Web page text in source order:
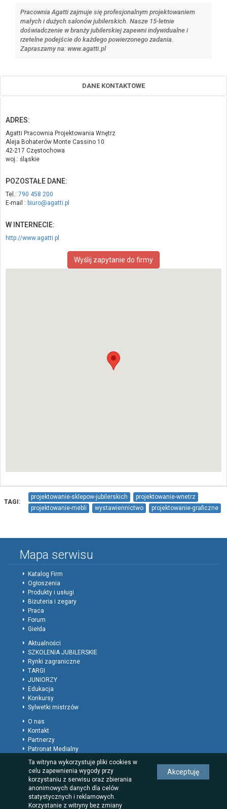
Pracownia Agatti zajmuje się profesjonalnym projektowaniem
małych i dużych salonów jubilerskich. Nasze 15-letnie
doświadczenie w branży jubilerskiej zapewni indywidualne i
rzetelne podejście do każdego powierzonego zadania.
Zapraszamy na: www.agatti.pl
DANE KONTAKTOWE
ADRES:
Agatti Pracownia Projektowania Wnętrz
Aleja Bohaterów Monte Cassino 10
42-217 Częstochowa
woj.: śląskie
POZOSTAŁE DANE:
Tel.: 790 458 200
E-mail : biuro@agatti.pl
W INTERNECIE:
http://www.agatti.pl
Wyślij zapytanie do firmy
TAGI:
projektowanie-sklepow-jubilerskich
projektowanie-wnetrz
projektowanie-mebli
wystawiennictwo
projektowanie-graficzne
Mapa serwisu
Katalog Firm
Ogłoszenia
Produkty i usługi
Biżuteria i zegary
Praca
Forum
Giełda
Aktualności
SZKOLENIA JUBILERSKIE
Rynki zagraniczne
TARGI
JUNIORZY
Edukacja
Konkursy
Sylwetki mistrzów
O nas
Kontakt
Partnerzy
Patronat Medialny
Polityka prywatności
Regulamin
Reklama
Rodzaje wpisów dla firm
Ta witryna wykorzystuje pliki cookies w
celu zapewnienia wygody przy
korzystaniu z serwisu oraz zbierania
anonimowych danych dla celów
statystycznych i reklamowych.
Korzystanie z witryny bez zmiany
Akceptuję